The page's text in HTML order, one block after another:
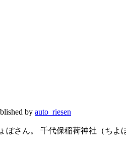
by auto_riesen
ぼさん。 千代保稲荷神社（ちよ